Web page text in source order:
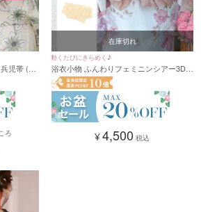
児帯 (ブ
ろ
在庫切れ
動くたびにきらめく♪
浴衣小物 ふんわりフェミニンシアー3Dフ
ラワー スパンコール飾り兵児帯 (クリー
ム)
¥4,500 税込